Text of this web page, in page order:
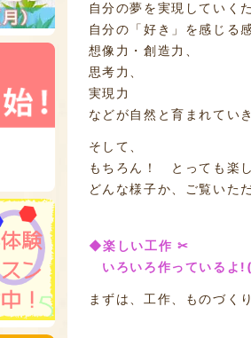
自分の夢を実現していく
自分の「好き」を感じる
想像力・創造力、
思考力、
実現力
などが自然と育まれてい
そして、
もちろん！ とっても楽
どんな様子か、ご覧いた
◆楽しい工作 ✂
いろいろ作っているよ
まずは、工作、ものづく